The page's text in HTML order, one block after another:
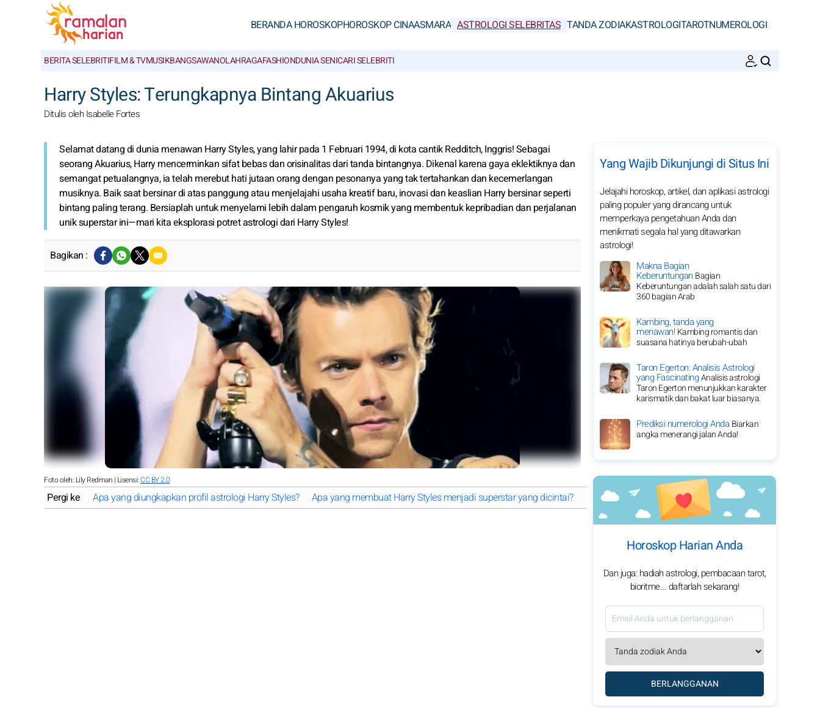
BERANDA HOROSKOPHOROSKOP CINAASMARA ASTROLOGI SELEBRITAS TANDA ZODIAKASTROLOGITAROTNUMEROLOGI
BERITA SELEBRITIFILM & TVMUSIKBANGSAWANOLAHRAGAFASHIONDUNIA SENICARI SELEBRITI
Harry Styles: Terungkapnya Bintang Akuarius
Ditulis oleh Isabelle Fortes
Selamat datang di dunia menawan Harry Styles, yang lahir pada 1 Februari 1994, di kota cantik Redditch, Inggris! Sebagai
seorang Akuarius, Harry mencerminkan sifat bebas dan orisinalitas dari tanda bintangnya. Dikenal karena gaya eklektiknya dan
semangat petualangnya, ia telah merebut hati jutaan orang dengan pesonanya yang tak tertahankan dan kecemerlangan
musiknya. Baik saat bersinar di atas panggung atau menjelajahi usaha kreatif baru, inovasi dan keaslian Harry bersinar seperti
bintang paling terang. Bersiaplah untuk menyelami lebih dalam pengaruh kosmik yang membentuk kepribadian dan perjalanan
unik superstar ini—mari kita eksplorasi potret astrologi dari Harry Styles!
Bagikan :
Foto oleh: Lily Redman | Lisensi:CC BY 2.0
Pergi ke Apa yang diungkapkan profil astrologi Harry Styles? Apa yang membuat Harry Styles menjadi superstar yang dicintai? Harry Styles: Pelopor dalam Musik dan Fashion
Yang Wajib Dikunjungi di Situs Ini
Jelajahi horoskop, artikel, dan aplikasi astrologi
paling populer yang dirancang untuk
memperkaya pengetahuan Anda dan
menikmati segala hal yang ditawarkan
astrologi!
Makna Bagian
KeberuntunganBagian
Keberuntungan adalah salah satu dari
360 bagian Arab
Kambing, tanda yang
menawan!Kambing romantis dan
suasana hatinya berubah-ubah
Taron Egerton: Analisis Astrologi
yang FascinatingAnalisis astrologi
Taron Egerton menunjukkan karakter
karismatik dan bakat luar biasanya.
Prediksi numerologi Anda Biarkan
angka menerangi jalan Anda!
Horoskop Harian Anda
Dan juga: hadiah astrologi, pembacaan tarot,
bioritme... daftarlah sekarang!
BERLANGGANAN